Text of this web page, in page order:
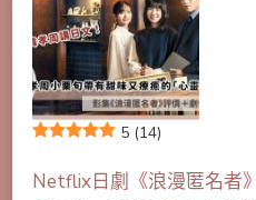
5 (14)
Netflix日劇《浪漫匿名者